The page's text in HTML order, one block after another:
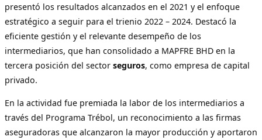
presentó los resultados alcanzados en el 2021 y el enfoque
estratégico a seguir para el trienio 2022 – 2024. Destacó la
eficiente gestión y el relevante desempeño de los
intermediarios, que han consolidado a MAPFRE BHD en la
tercera posición del sector seguros, como empresa de capital
privado.
En la actividad fue premiada la labor de los intermediarios a
través del Programa Trébol, un reconocimiento a las firmas
aseguradoras que alcanzaron la mayor producción y aportaron